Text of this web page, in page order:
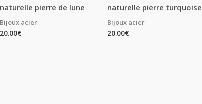
naturelle pierre de lune
Bijoux acier
20.00€
naturelle pierre turquoise
Bijoux acier
20.00€